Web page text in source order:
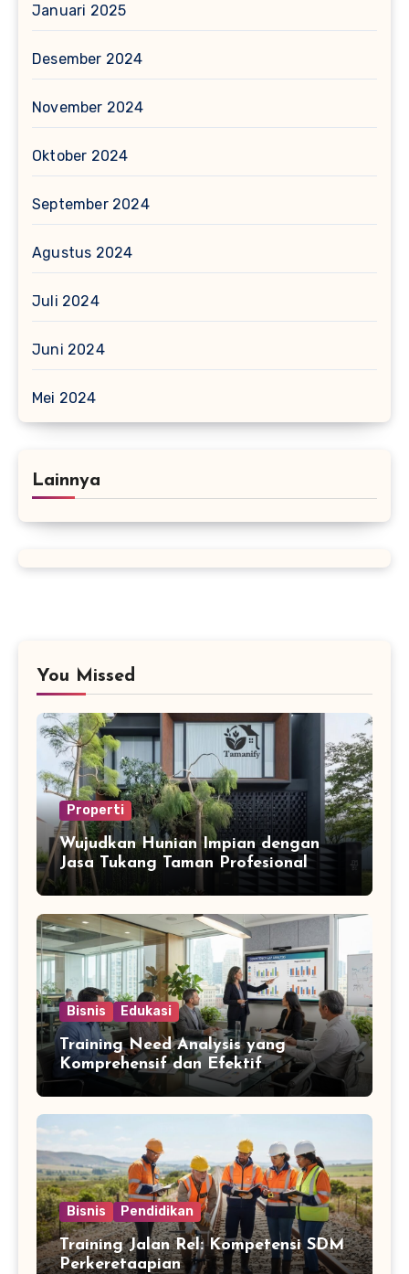
Januari 2025
Desember 2024
November 2024
Oktober 2024
September 2024
Agustus 2024
Juli 2024
Juni 2024
Mei 2024
Lainnya
You Missed
Properti
Wujudkan Hunian Impian dengan
Jasa Tukang Taman Profesional
Bisnis Edukasi
Training Need Analysis yang
Komprehensif dan Efektif
Bisnis Pendidikan
Training Jalan Rel: Kompetensi SDM
Perkeretaapian